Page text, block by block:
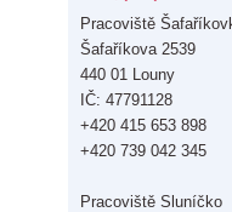
Pracoviště
Šafaříkova 2539
440 01 Louny
IČ: 47791128
+420 415 653 898
+420 739 042 345
Pracoviště Sluníčko